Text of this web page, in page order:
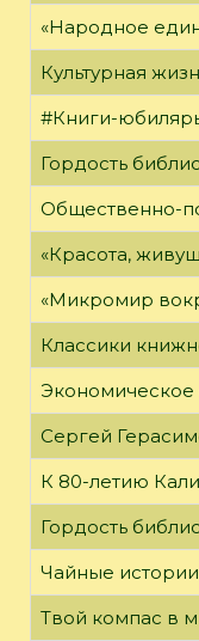
«Народное
Культурная
#Книги-
Гордость
Общественно-
«Красота,
«Микромир
Классики
Экономическое
Сергей
К 80-летию
Гордость
Чайные истории
Твой компас в